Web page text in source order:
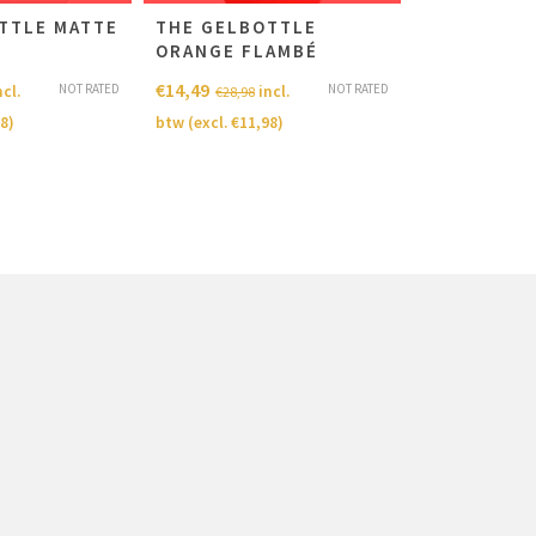
MATTE
NOT RATED
)
THE GELBOTTLE
ORANGE FLAMBÉ
NOT RATED
€28,98
€14,49
incl.
btw (excl.€11,98)